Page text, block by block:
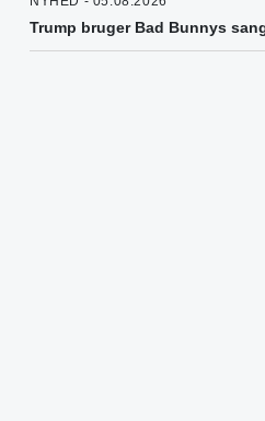
Trump bruger Bad Bunnys